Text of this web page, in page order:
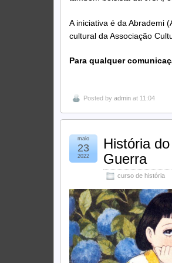
A iniciativa é da Abrademi
cultural da Associação
Para qualquer
Posted by admin at 11:04
História
Guerra
curso de história
maio
23
2022